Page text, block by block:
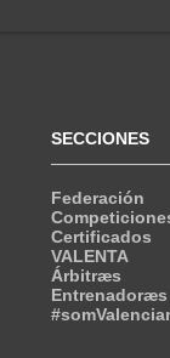
SECCIONES
Federación
Certificados
VALENTA
Árbitræs
Entrenadoræs